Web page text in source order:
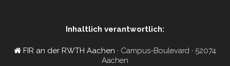
Inhaltlich verantwortlich:
FIR an der RWTH Aachen · Campus-Boulevard · 52074
Aachen